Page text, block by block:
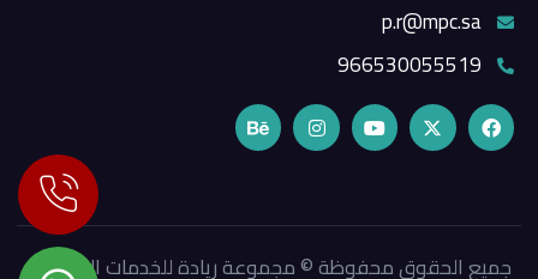
p.r@mpc.sa
966530055519
جميع الحقوق محفوظة © مجموعة ريادة للخدمات الإعلامية